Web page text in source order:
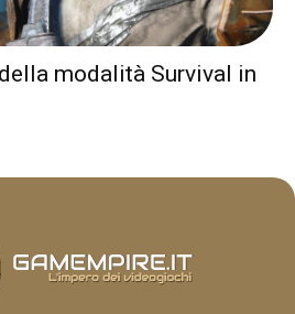
modalità Survival in